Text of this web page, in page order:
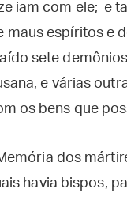
iam com ele; e
maus espíritos e
sete
e várias
os bens que
dos
havia bispos,